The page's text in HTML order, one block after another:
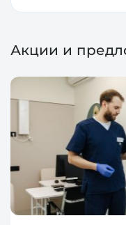
Акции и